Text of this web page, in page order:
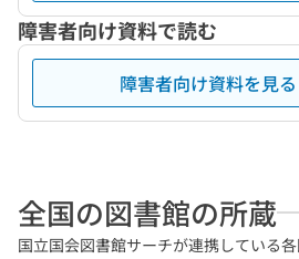
障害者向け資料で読む
障害者向け資料を見る
全国の図書館の所蔵
国立国会図書館サーチが連携している